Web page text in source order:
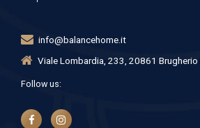
info@balancehome.it
Viale Lombardia, 233, 20861 Brugherio
Follow us: